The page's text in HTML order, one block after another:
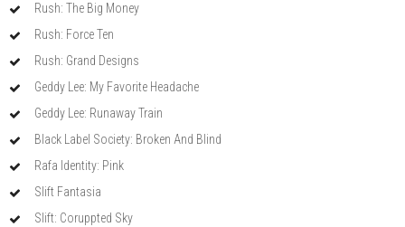
Rush: The Big Money
Rush: Force Ten
Rush: Grand Designs
Geddy Lee: My Favorite Headache
Geddy Lee: Runaway Train
Black Label Society: Broken And Blind
Rafa Identity: Pink
Slift Fantasia
Slift: Coruppted Sky